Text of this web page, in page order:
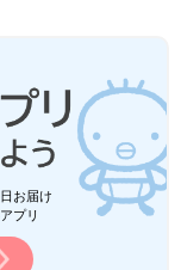
お届け
プリ